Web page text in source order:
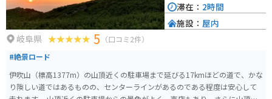
岐阜県 5 （口コミ2件）
#絶景ロード
伊吹山（標高1377m）の山頂近くの駐車場まで延びる17kmほどの道で、かな
り険しい道ではあるものの、センターラインがあるのである程度は安心して
滞在： 2時間
施設： 屋内